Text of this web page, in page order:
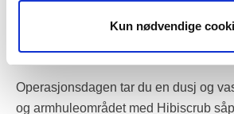
Kun nødvendige
fram til såret og sårvæske
såret.
Operasjonsdagen tar du en dusj og
og armhuleområdet med Hibiscrub